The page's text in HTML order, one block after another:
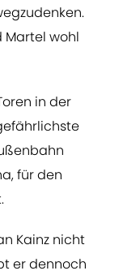
Martel wohl
in der
für den
Kainz nicht
er dennoch